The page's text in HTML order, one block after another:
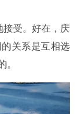
接受。好在，庆
关系是互相选